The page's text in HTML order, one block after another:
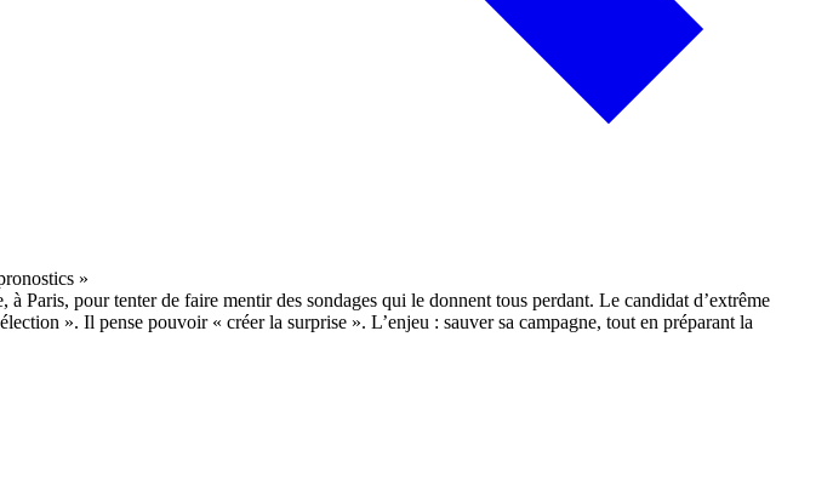
Paris, pour tenter de faire mentir des sondages qui le donnent tous perdant. Le candidat d’extrême
». Il pense pouvoir « créer la surprise ». L’enjeu : sauver sa campagne, tout en préparant la